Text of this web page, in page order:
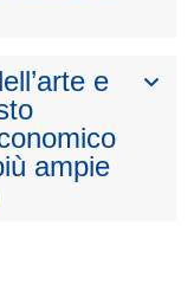
e
ampie